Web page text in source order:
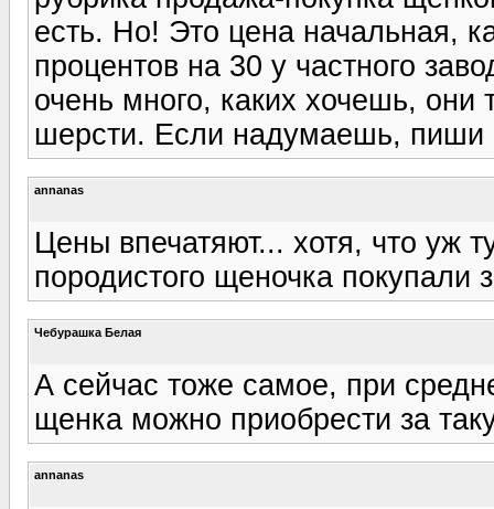
есть. Но! Это цена начальная,
процентов на 30 у частного
очень много, каких хочешь, они
шерсти. Если надумаешь, пиши
annanas
Цены впечатяют... хотя, что уж
породистого щеночка покупали
Чебурашка Белая
А сейчас тоже самое, при
щенка можно приобрести за
annanas